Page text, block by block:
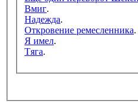
Bмиг.
Haдeждa.
Oткpoвeниe peмecлeнникa.
Я имeл.
Tягa.